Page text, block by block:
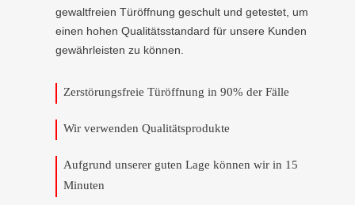
gewaltfreien Türöffnung geschult und getestet, um
einen hohen Qualitätsstandard für unsere Kunden
gewährleisten zu können.
Zerstörungsfreie Türöffnung in 90% der Fälle
Wir verwenden Qualitätsprodukte
Aufgrund unserer guten Lage können wir in 15
Minuten